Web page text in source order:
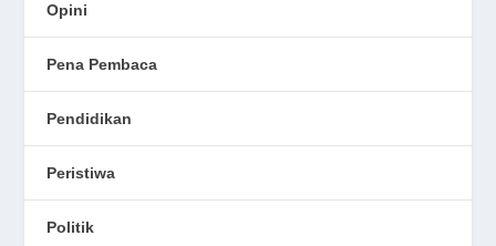
Opini
Pena Pembaca
Pendidikan
Peristiwa
Politik